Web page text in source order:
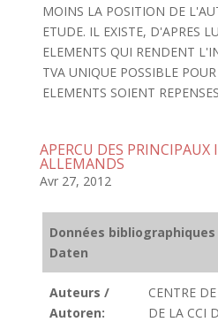
MOINS LA POSITION DE
ETUDE. IL EXISTE, D'APRES
ELEMENTS QUI RENDENT
TVA UNIQUE POSSIBLE
ELEMENTS SOIENT
APERCU DES PRINCIPAUX
ALLEMANDS
Avr 27, 2012
Données
Daten
Auteurs /
Autoren:
CENTRE
DE LA CCI